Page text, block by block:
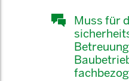
Muss für